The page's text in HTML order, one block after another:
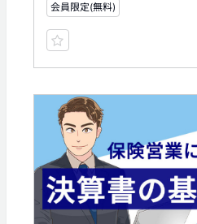
会員限定(無料)